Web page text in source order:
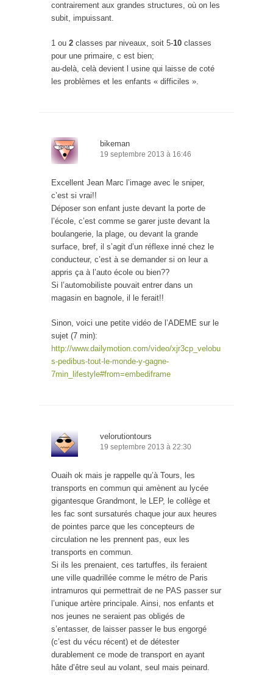
contrairement aux grandes structures, où on les
subit, impuissant.
1 ou 2 classes par niveaux, soit 5-10 classes
pour une primaire, c est bien;
au-delà, celà devient l usine qui laisse de coté
les problèmes et les enfants « difficiles ».
bikeman
19 septembre 2013 à 16:46
Excellent Jean Marc l’image avec le sniper,
c’est si vrai!!
Déposer son enfant juste devant la porte de
l’école, c’est comme se garer juste devant la
boulangerie, la plage, ou devant la grande
surface, bref, il s’agit d’un réflexe inné chez le
conducteur, c’est à se demander si on leur a
appris ça à l’auto école ou bien??
Si l’automobiliste pouvait entrer dans un
magasin en bagnole, il le ferait!!
Sinon, voici une petite vidéo de l’ADEME sur le
sujet (7 min):
http://www.dailymotion.com/video/xjr3cp_velobu
s-pedibus-tout-le-monde-y-gagne-
7min_lifestyle#from=embediframe
velorutiontours
19 septembre 2013 à 22:30
Ouaih ok mais je rappelle qu’à Tours, les
transports en commun qui amènent au lycée
gigantesque Grandmont, le LEP, le collège et
les fac sont sursaturés chaque jour aux heures
de pointes parce que les concepteurs de
circulation ne les prennent pas, eux les
transports en commun.
Si ils les prenaient, ces tartuffes, ils feraient
une ville quadrillée comme le métro de Paris
intramuros qui permettrait de ne PAS passer sur
l’unique artère principale. Ainsi, nos enfants et
nos jeunes ne seraient pas obligés de
s’entasser, de laisser passer le bus engorgé
(c’est du vécu récent) et de détester
durablement ce mode de transport en ayant
hâte d’être seul au volant, seul mais peinard.